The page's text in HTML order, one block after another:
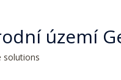
území
solutions